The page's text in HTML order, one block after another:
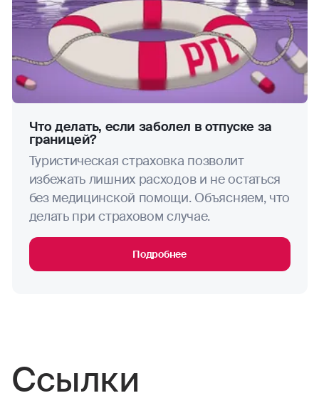
вейкборд
водные мотоциклы
водное поло
виндсерфинг
волейбол
активными видами деятельности, не
включенными в перечень выше. Но есть
исключения: занятия скалолазанием,
альпинизмом, ледолазанием, хели-ски,
парапланеризмом, парасейлингом вне
зависимости от того, включает ли Договор
Что делать, если заболел в отпуске за
границей?
Туристическая страховка позволит
избежать лишних расходов и не остаться
без медицинской помощи. Объясняем, что
делать при страховом случае.
Подробнее
Ссылки